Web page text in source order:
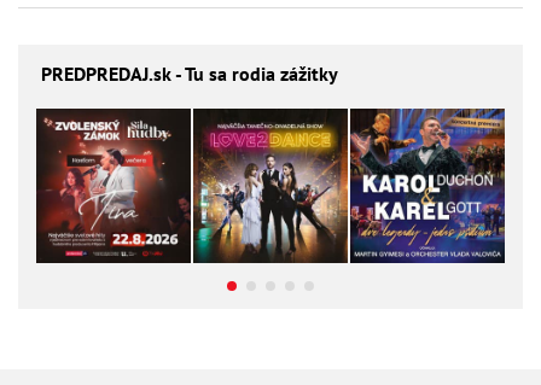
PREDPREDAJ.sk - Tu sa rodia zážitky